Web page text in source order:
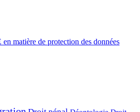
matière de protection des données